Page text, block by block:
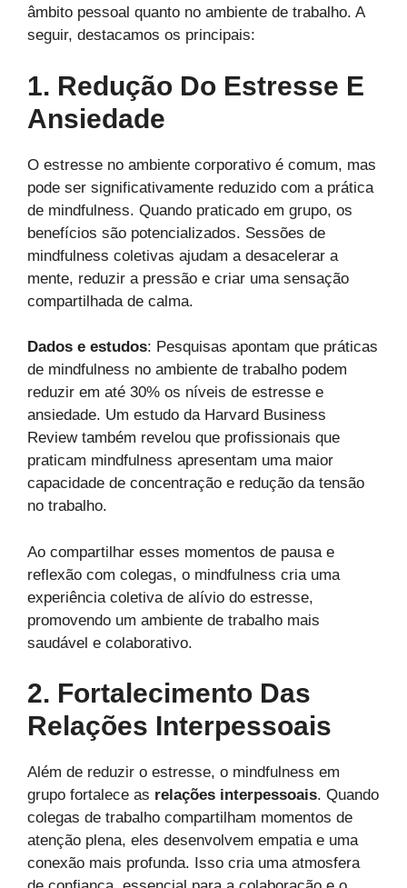
âmbito pessoal quanto no ambiente de trabalho. A
seguir, destacamos os principais:
1. Redução Do Estresse E
Ansiedade
O estresse no ambiente corporativo é comum, mas
pode ser significativamente reduzido com a prática
de mindfulness. Quando praticado em grupo, os
benefícios são potencializados. Sessões de
mindfulness coletivas ajudam a desacelerar a
mente, reduzir a pressão e criar uma sensação
compartilhada de calma.
Dados e estudos: Pesquisas apontam que práticas
de mindfulness no ambiente de trabalho podem
reduzir em até 30% os níveis de estresse e
ansiedade. Um estudo da Harvard Business
Review também revelou que profissionais que
praticam mindfulness apresentam uma maior
capacidade de concentração e redução da tensão
no trabalho.
Ao compartilhar esses momentos de pausa e
reflexão com colegas, o mindfulness cria uma
experiência coletiva de alívio do estresse,
promovendo um ambiente de trabalho mais
saudável e colaborativo.
2. Fortalecimento Das
Relações Interpessoais
Além de reduzir o estresse, o mindfulness em
grupo fortalece as relações interpessoais. Quando
colegas de trabalho compartilham momentos de
atenção plena, eles desenvolvem empatia e uma
conexão mais profunda. Isso cria uma atmosfera